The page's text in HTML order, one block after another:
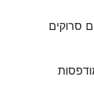
סרוקים